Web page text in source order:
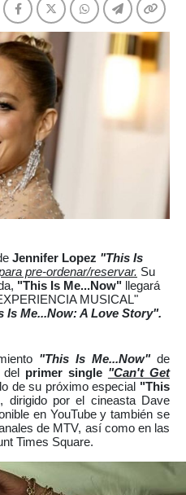
Jennifer Lopez "This Is
pre-ordenar/reservar. Su
"This Is Me...Now" llegará
MUSICAL"
Is Me...Now: A Love Story".
"This Is Me...Now"de
del primer single "Can't Get
de su próximo especial "This
, dirigido por el cineasta Dave
en YouTube y también se
de MTV, así como en las
Times Square.